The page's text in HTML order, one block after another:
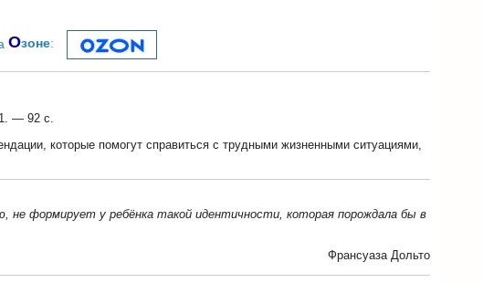
Озоне:
— 92 с.
которые помогут справиться с трудными жизненными ситуациями,
не формирует у ребёнка такой идентичности, которая порождала бы в
Франсуаза Дольто